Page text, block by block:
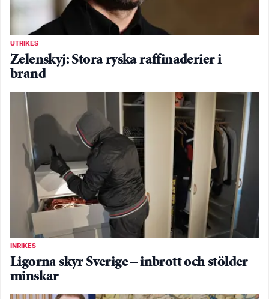
UTRIKES
Zelenskyj: Stora ryska raffinaderier i
brand
INRIKES
Ligorna skyr Sverige – inbrott och stölder
minskar